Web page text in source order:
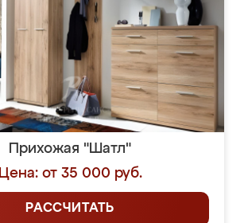
Прихожая "Шатл"
Цена: от 35 000 руб.
РАССЧИТАТЬ